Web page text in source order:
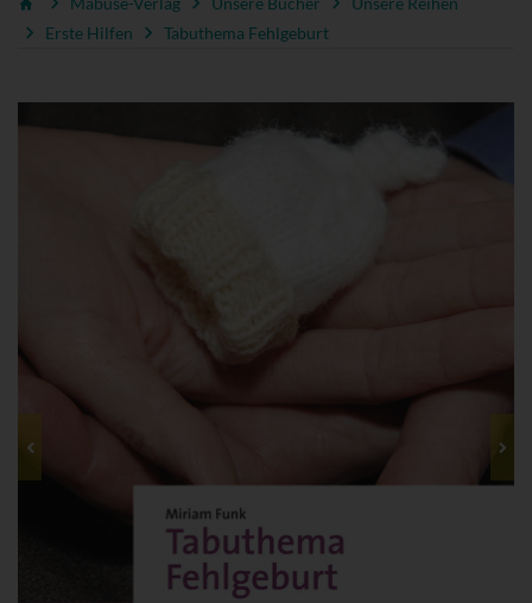
Erste Hilfen
Tabuthema Fehlgeburt